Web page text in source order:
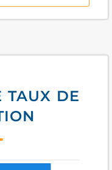
TAUX DE